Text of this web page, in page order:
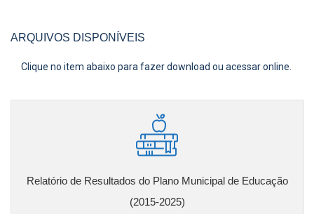
ARQUIVOS DISPONÍVEIS
Clique no item abaixo para fazer download ou acessar online.
Relatório de Resultados do Plano Municipal de Educação
(2015-2025)